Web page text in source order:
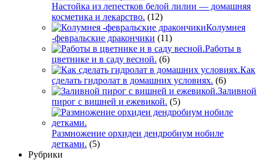
Настойка из лепестков белой лилии — домашняя
косметика и лекарство. (12)
Колумнея
-февральские дракончики (11)
Работы в
цветнике и в саду весной. (6)
Как
сделать гидролат в домашних условиях. (6)
Заливной
пирог с вишней и ежевикой. (5)
Размножение орхидеи дендробиум нобиле
детками. (5)
Рубрики